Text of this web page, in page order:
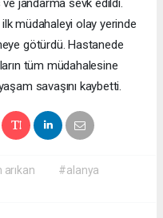
jandarma sevk edildi.
ilk müdahaleyi olay yerinde
götürdü. Hastanede
tüm müdahalesine
savaşını kaybetti.
#alanya